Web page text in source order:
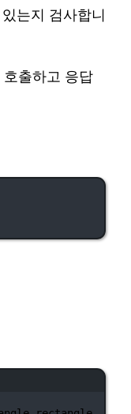
는지 검사합니
호출하고 응답